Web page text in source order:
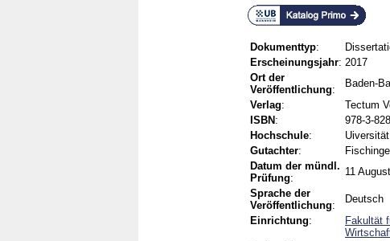
Dokumenttyp:
Erscheinungsjahr: 2017
Ort der
Veröffentlichung:
Baden-
Verlag:
Tectum
ISBN :
978-3-
Hochschule:
Gutachter:
Datum der mündl.
Prüfung:
11
Sprache der
Veröffentlichung:
Deutsch
Einrichtung:
Fakultät